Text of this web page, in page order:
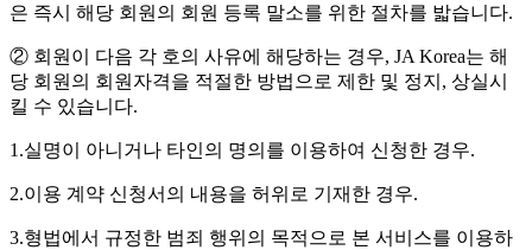
은 즉시 해당 회원의 회원 등록 말소를 위한 절차를 밟습니다.
② 회원이 다음 각 호의 사유에 해당하는 경우, JA Korea는 해
당 회원의 회원자격을 적절한 방법으로 제한 및 정지, 상실시
킬 수 있습니다.
1.실명이 아니거나 타인의 명의를 이용하여 신청한 경우.
2.이용 계약 신청서의 내용을 허위로 기재한 경우.
3.형법에서 규정한 범죄 행위의 목적으로 본 서비스를 이용하